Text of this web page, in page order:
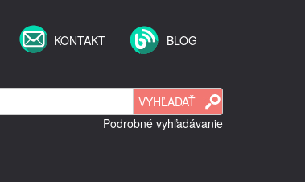
KONTAKT BLOG
Podrobné vyhľadávanie